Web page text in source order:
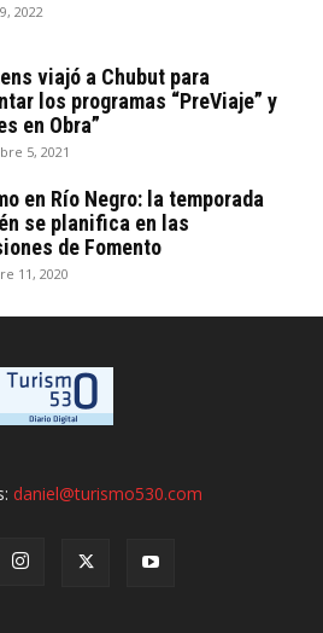
2022
viajó a Chubut para
los programas “PreViaje” y
en Obra”
5, 2021
en Río Negro: la temporada
se planifica en las
de Fomento
11, 2020
daniel@turismo530.com